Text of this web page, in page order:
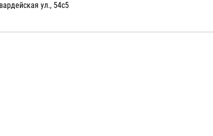
ул., 54с5